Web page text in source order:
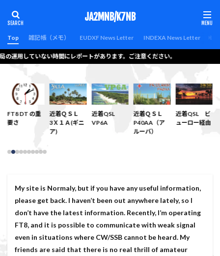
JA2MNB/K7NB
Top 雑記帳（メモ） EUDXF News Letter INDEXA News Letter
用していない時間にレポートがあります。ご注意ください。
FT8 DT の重
要さ
近着ＱＳＬ
3Ｘ１Ａ(ギニ
ア)
近着QSL
VP6A
近着ＱＳＬ
P40AA（ア
ルーバ）
近着QSL ビ
ューロー経由
My site is Normaly, but if you have any useful information,
please get back. I haven’t been out anywhere lately, so I
don’t have the latest information. Recently, I’m operating
FT8, and it is possible to communicate with weak signal
even in situations where CW/SSB cannot be heard. My
friends are said that there is no real thrill of amateur
検索